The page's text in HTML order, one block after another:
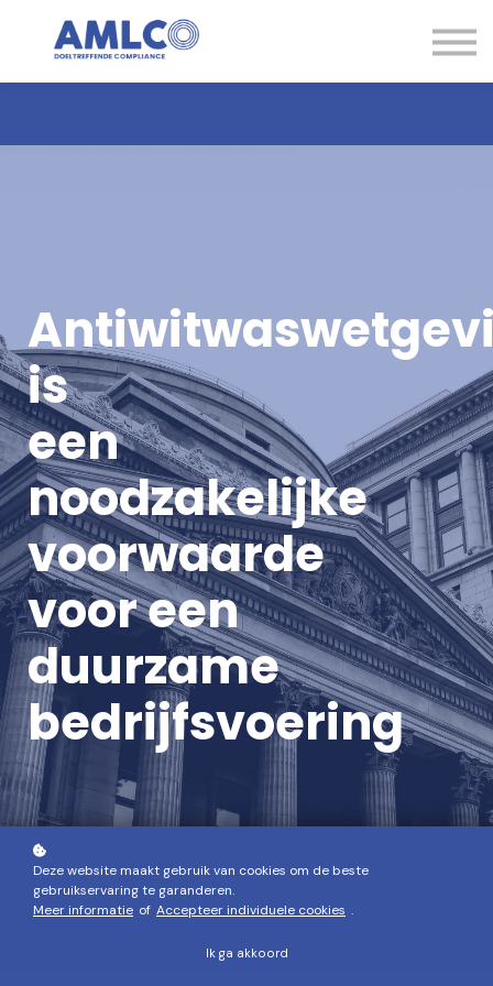
Kennisbank
Expertise
is
een
noodzakelijke
voorwaarde
voor een
duurzame
bedrijfsvoering
Deze website maakt gebruik van cookies om de beste
gebruikservaring te garanderen.
Meer informatie of Accepteer individuele cookies .
Ik ga akkoord